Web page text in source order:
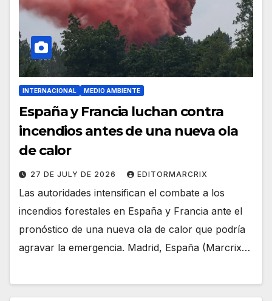
INTERNACIONAL MEDIO AMBIENTE
España y Francia luchan contra
incendios antes de una nueva ola
de calor
27 DE JULY DE 2026 EDITORMARCRIX
Las autoridades intensifican el combate a los
incendios forestales en España y Francia ante el
pronóstico de una nueva ola de calor que podría
agravar la emergencia. Madrid, España (Marcrix…